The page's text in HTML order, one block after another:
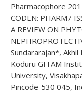
Pharmacophore
CODEN: PHARM7
A REVIEW ON
Sundararajan*,
Koduru GITAM
University,
Pincode-530 045,